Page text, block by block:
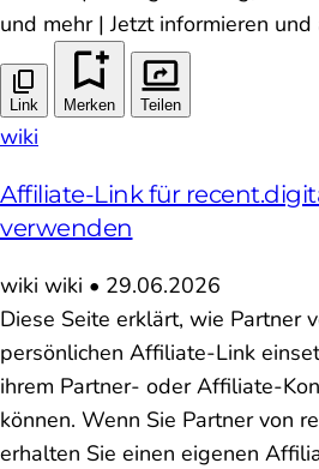
und mehr | Jetzt informieren und
Link Merken Teilen
wiki
Affiliate-Link für
verwenden
wiki wiki • 29.06.2026
Diese Seite erklärt, wie Partner
persönlichen Affiliate-Link
ihrem Partner- oder Affiliate-
können. Wenn Sie Partner von
erhalten Sie einen eigenen